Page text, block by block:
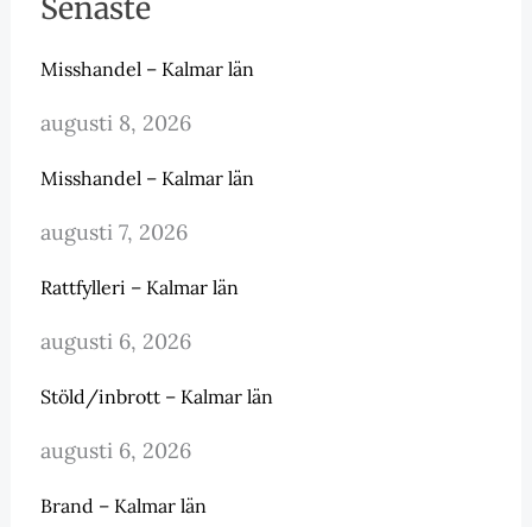
Senaste
Misshandel – Kalmar län
augusti 8, 2026
Misshandel – Kalmar län
augusti 7, 2026
Rattfylleri – Kalmar län
augusti 6, 2026
Stöld/inbrott – Kalmar län
augusti 6, 2026
Brand – Kalmar län